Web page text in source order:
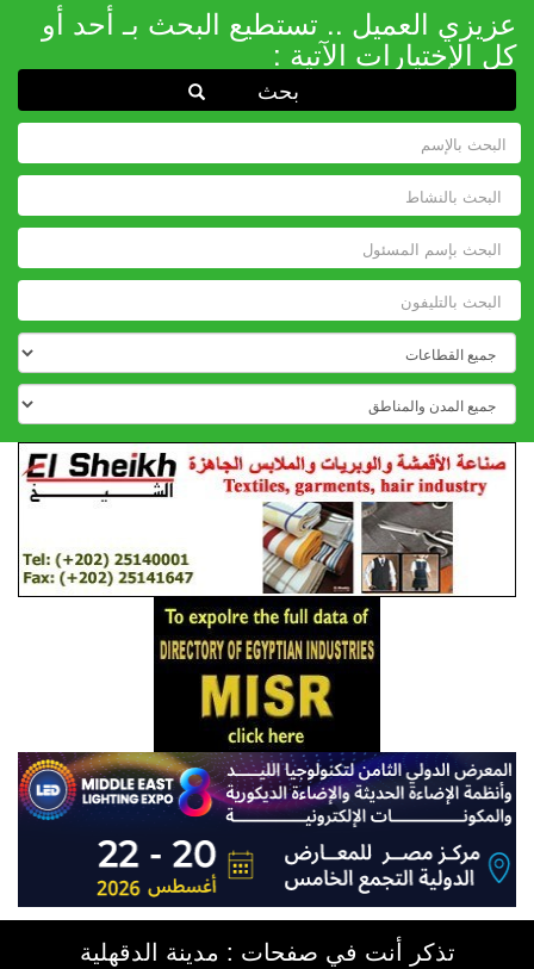
عزيزي العميل .. تستطيع البحث بـ أحد أو
كل الإختيارات الآتية :
تذكر أنت في صفحات : مدينة الدقهلية